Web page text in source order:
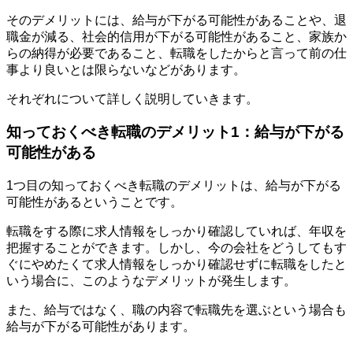
そのデメリットには、給与が下がる可能性があることや、退
職金が減る、社会的信用が下がる可能性があること、家族か
らの納得が必要であること、転職をしたからと言って前の仕
事より良いとは限らないなどがあります。
それぞれについて詳しく説明していきます。
知っておくべき転職のデメリット1：給与が下がる
可能性がある
1つ目の知っておくべき転職のデメリットは、給与が下がる
可能性があるということです。
転職をする際に求人情報をしっかり確認していれば、年収を
把握することができます。しかし、今の会社をどうしてもす
ぐにやめたくて求人情報をしっかり確認せずに転職をしたと
いう場合に、このようなデメリットが発生します。
また、給与ではなく、職の内容で転職先を選ぶという場合も
給与が下がる可能性があります。